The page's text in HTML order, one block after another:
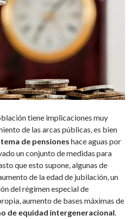
tiene implicaciones muy
de las arcas públicas, es bien
de pensiones hace aguas por
un conjunto de medidas para
que esto supone, algunas de
de la edad de jubilación, un
del régimen especial de
aumento de bases máximas de
de equidad intergeneracional